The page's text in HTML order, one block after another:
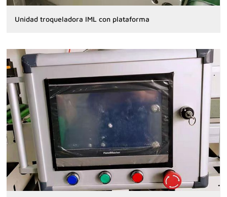
Unidad troqueladora IML con plataforma